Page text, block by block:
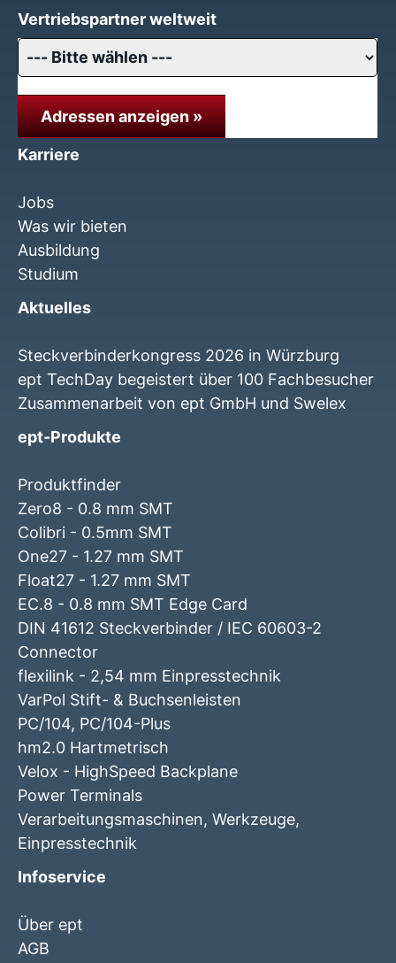
Vertriebspartner weltweit
Adressen anzeigen »
Karriere
Jobs
Was wir bieten
Ausbildung
Studium
Aktuelles
Steckverbinderkongress 2026 in Würzburg
ept TechDay begeistert über 100 Fachbesucher
Zusammenarbeit von ept GmbH und Swelex
ept-Produkte
Produktfinder
Zero8 - 0.8 mm SMT
Colibri - 0.5mm SMT
One27 - 1.27 mm SMT
Float27 - 1.27 mm SMT
EC.8 - 0.8 mm SMT Edge Card
DIN 41612 Steckverbinder / IEC 60603-2
Connector
flexilink - 2,54 mm Einpresstechnik
VarPol Stift- & Buchsenleisten
PC/104, PC/104-Plus
hm2.0 Hartmetrisch
Velox - HighSpeed Backplane
Power Terminals
Verarbeitungsmaschinen, Werkzeuge,
Einpresstechnik
Infoservice
Über ept
AGB